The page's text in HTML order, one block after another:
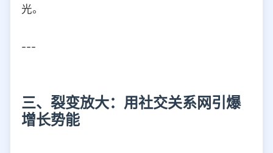
光。
---
三、裂变放大：用社交关系网引爆
增长势能